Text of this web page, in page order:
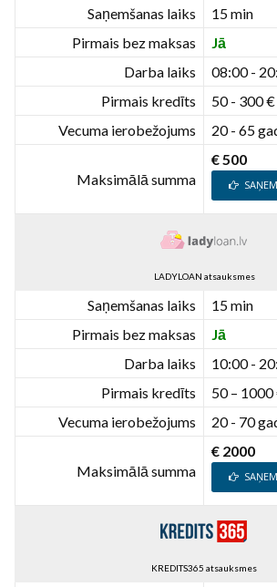
Saņemšanas laiks
15 min
Pirmais bez maksas
Jā
Darba laiks
08:00 -
Pirmais kredīts
50 - 300 €
Vecuma ierobežojums
20 - 65
Maksimālā summa
€ 500
LADYLOAN atsauksmes
Saņemšanas laiks
15 min
Pirmais bez maksas
Jā
Darba laiks
10:00 -
Pirmais kredīts
50 – 1000
Vecuma ierobežojums
20 - 70
Maksimālā summa
€ 2000
KREDITS365 atsauksmes